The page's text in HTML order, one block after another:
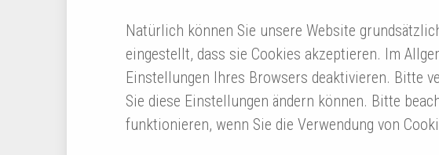
Natürlich können Sie unsere Website
eingestellt, dass sie Cookies akzeptieren. Im
Einstellungen Ihres Browsers deaktivieren. Bitte
Sie diese Einstellungen ändern können. Bitte
funktionieren, wenn Sie die Verwendung von